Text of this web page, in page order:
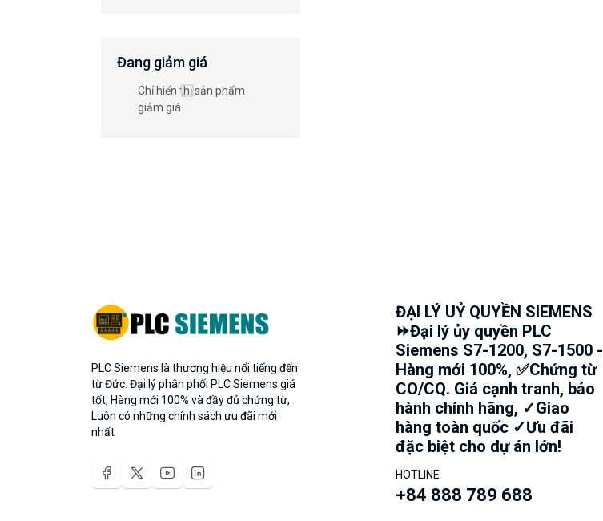
Đang giảm giá
Chỉ hiển thị sản phẩm
giảm giá
PLC Siemens là thương hiệu nổi tiếng đến
từ Đức. Đại lý phân phối PLC Siemens giá
tốt, Hàng mới 100% và đầy đủ chứng từ,
Luôn có những chính sách ưu đãi mới
nhất
ĐẠI LÝ UỶ QUYỀN SIEMENS
⏩Đại lý ủy quyền PLC
Siemens S7-1200, S7-1500 -
Hàng mới 100%, ✅Chứng từ
CO/CQ. Giá cạnh tranh, bảo
hành chính hãng, ✓Giao
hàng toàn quốc ✓Ưu đãi
đặc biệt cho dự án lớn!
HOTLINE
+84 888 789 688